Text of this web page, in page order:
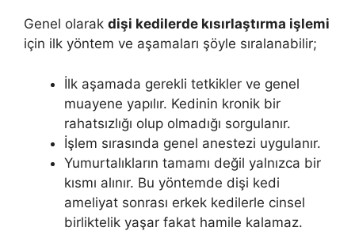
Genel olarak dişi kedilerde kısırlaştırma işlemi
için ilk yöntem ve aşamaları şöyle sıralanabilir;
İlk aşamada gerekli tetkikler ve genel
muayene yapılır. Kedinin kronik bir
rahatsızlığı olup olmadığı sorgulanır.
İşlem sırasında genel anestezi uygulanır.
Yumurtalıkların tamamı değil yalnızca bir
kısmı alınır. Bu yöntemde dişi kedi
ameliyat sonrası erkek kedilerle cinsel
birliktelik yaşar fakat hamile kalamaz.